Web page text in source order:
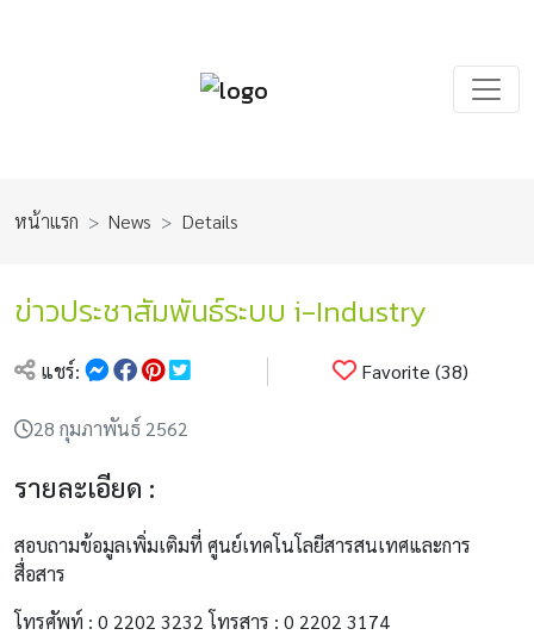
หน้าแรก News Details
ข่าวประชาสัมพันธ์ระบบ i-Industry
แชร์: Favorite (38)
28 กุมภาพันธ์ 2562
รายละเอียด :
สอบถามข้อมูลเพิ่มเติมที่ ศูนย์เทคโนโลยีสารสนเทศและการ
สื่อสาร
โทรศัพท์ : 0 2202 3232 โทรสาร : 0 2202 3174